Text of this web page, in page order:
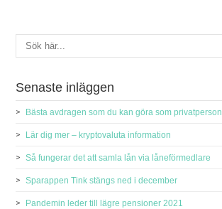
Senaste inläggen
Bästa avdragen som du kan göra som privatperson
Lär dig mer – kryptovaluta information
Så fungerar det att samla lån via låneförmedlare
Sparappen Tink stängs ned i december
Pandemin leder till lägre pensioner 2021